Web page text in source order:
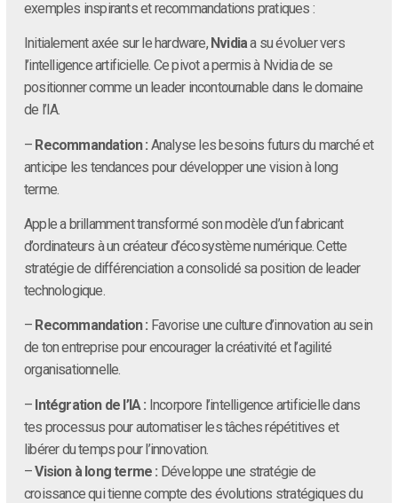
exemples inspirants et recommandations pratiques :
Initialement axée sur le hardware, Nvidiaa su évoluer vers
l’intelligence artificielle. Ce pivot a permis à Nvidia de se
positionner comme un leader incontournable dans le domaine
de l’IA.
– Recommandation : Analyse les besoins futurs du marché et
anticipe les tendances pour développer une vision à long
terme.
Apple a brillamment transformé son modèle d’un fabricant
d’ordinateurs à un créateur d’écosystème numérique. Cette
stratégie de différenciation a consolidé sa position de leader
technologique.
– Recommandation : Favorise une culture d’innovation au sein
de ton entreprise pour encourager la créativité et l’agilité
organisationnelle.
– Intégration de l’IA : Incorpore l’intelligence artificielle dans
tes processus pour automatiser les tâches répétitives et
libérer du temps pour l’innovation.
–Vision à long terme : Développe une stratégie de
croissance qui tienne compte des évolutions stratégiques du